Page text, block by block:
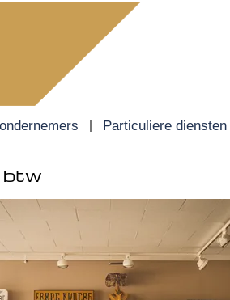
Particuliere diensten
btw